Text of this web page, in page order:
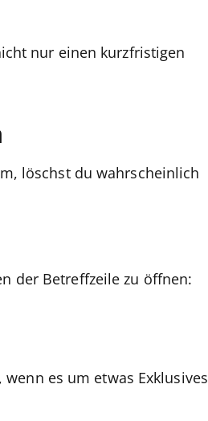
nur einen kurzfristigen
löschst du wahrscheinlich
der Betreffzeile zu öffnen:
es um etwas Exklusives